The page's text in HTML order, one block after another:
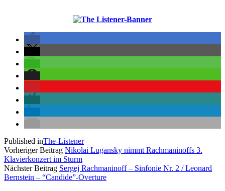
Published inThe-Listener
Vorheriger Beitrag Nikolai Lugansky nimmt Rachmaninoffs 3.
Klavierkonzert im Sturm
Nächster Beitrag Sergej Rachmaninoff – Sinfonie Nr. 2 / Leonard
Bernstein – “Candide”-Overture